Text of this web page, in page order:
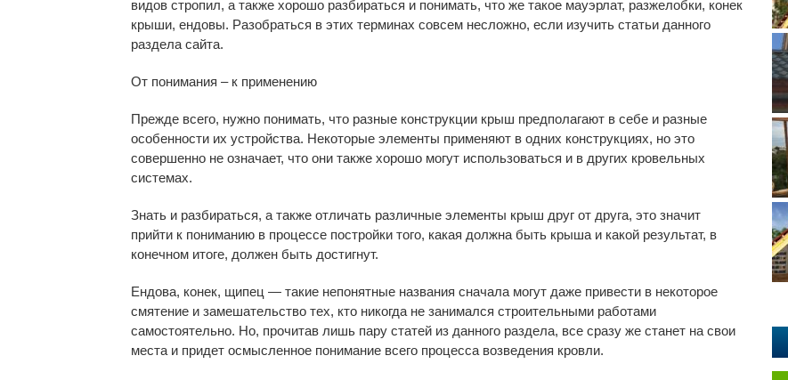
видов стропил, а также хорошо разбираться и понимать, что же такое мауэрлат, разжелобки, конек
крыши, ендовы. Разобраться в этих терминах совсем несложно, если изучить статьи данного
раздела сайта.
От понимания – к применению
Прежде всего, нужно понимать, что разные конструкции крыш предполагают в себе и разные
особенности их устройства. Некоторые элементы применяют в одних конструкциях, но это
совершенно не означает, что они также хорошо могут использоваться и в других кровельных
системах.
Знать и разбираться, а также отличать различные элементы крыш друг от друга, это значит
прийти к пониманию в процессе постройки того, какая должна быть крыша и какой результат, в
конечном итоге, должен быть достигнут.
Ендова, конек, щипец — такие непонятные названия сначала могут даже привести в некоторое
смятение и замешательство тех, кто никогда не занимался строительными работами
самостоятельно. Но, прочитав лишь пару статей из данного раздела, все сразу же станет на свои
места и придет осмысленное понимание всего процесса возведения кровли.